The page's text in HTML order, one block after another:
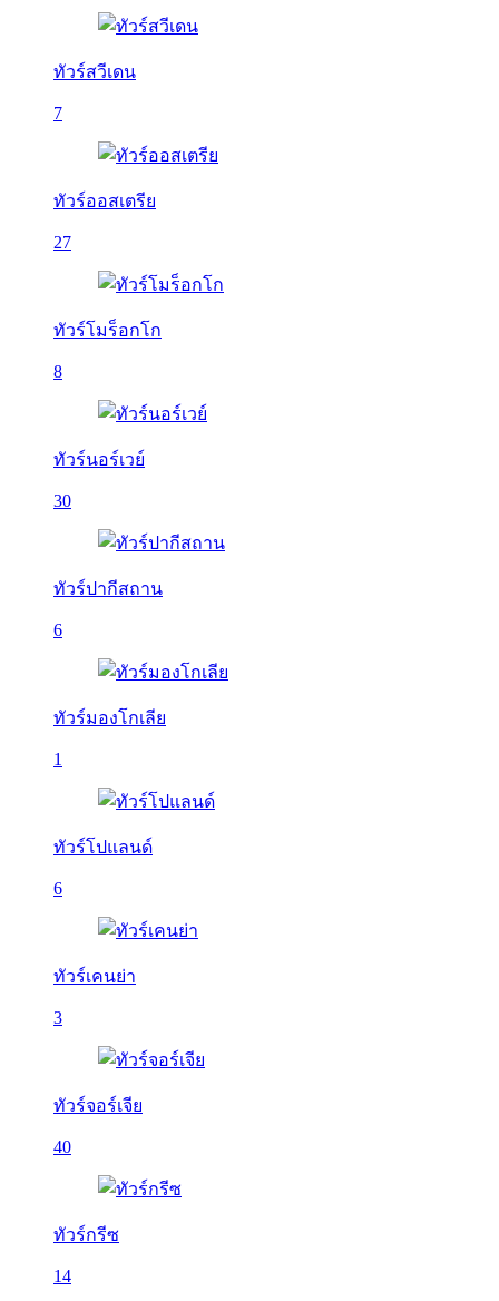
ทัวร์สวีเดน
7
ทัวร์ออสเตรีย
27
ทัวร์โมร็อกโก
8
ทัวร์นอร์เวย์
30
ทัวร์ปากีสถาน
6
ทัวร์มองโกเลีย
1
ทัวร์โปแลนด์
6
ทัวร์เคนย่า
3
ทัวร์จอร์เจีย
40
ทัวร์กรีซ
14